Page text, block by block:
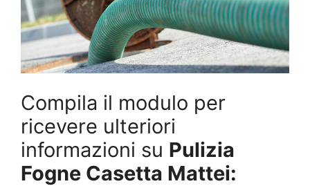
Compila il modulo per
ricevere ulteriori
informazioni su Pulizia
Fogne Casetta Mattei: